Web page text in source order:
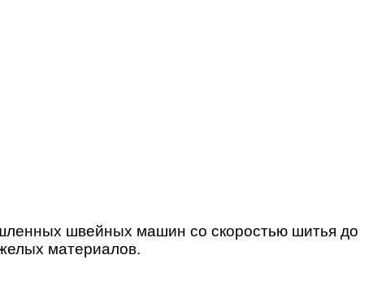
швейных машин со скоростью шитья до
материалов.